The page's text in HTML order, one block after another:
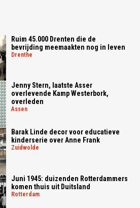
Ruim 45.000 Drenten die de
bevrijding meemaakten nog in leven
drenthe
Jenny Stern, laatste Asser
overlevende Kamp Westerbork,
overleden
assen
Barak Linde decor voor educatieve
kinderserie over Anne Frank
zuidwolde
Juni 1945: duizenden Rotterdammers
komen thuis uit Duitsland
rotterdam